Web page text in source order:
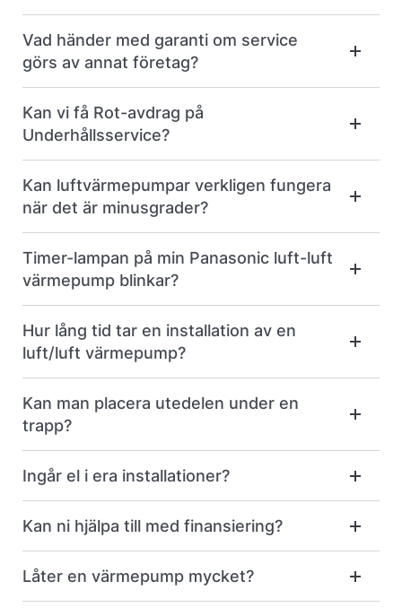
Vad händer med garanti om service
görs av annat företag?
Kan vi få Rot-avdrag på
Underhållsservice?
Kan luftvärmepumpar verkligen fungera
när det är minusgrader?
Timer-lampan på min Panasonic luft-luft
värmepump blinkar?
Hur lång tid tar en installation av en
luft/luft värmepump?
Kan man placera utedelen under en
trapp?
Ingår el i era installationer?
Kan ni hjälpa till med finansiering?
Låter en värmepump mycket?